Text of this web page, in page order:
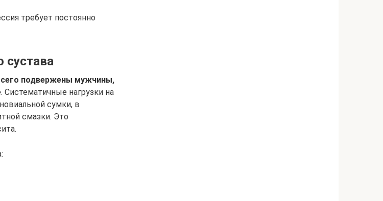
требует постоянно
сустава
подвержены мужчины,
. Систематичные нагрузки на
сумки, в
смазки. Это